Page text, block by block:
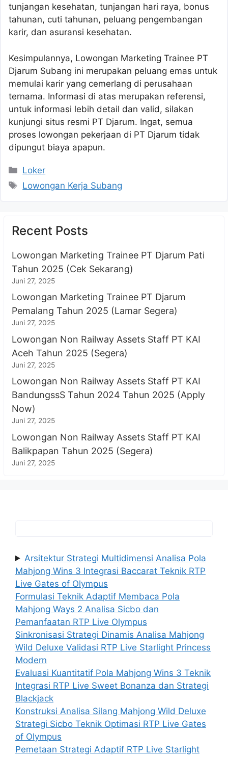
tunjangan kesehatan, tunjangan hari raya, bonus
tahunan, cuti tahunan, peluang pengembangan
karir, dan asuransi kesehatan.
Kesimpulannya, Lowongan Marketing Trainee PT
Djarum Subang ini merupakan peluang emas untuk
memulai karir yang cemerlang di perusahaan
ternama. Informasi di atas merupakan referensi,
untuk informasi lebih detail dan valid, silakan
kunjungi situs resmi PT Djarum. Ingat, semua
proses lowongan pekerjaan di PT Djarum tidak
dipungut biaya apapun.
Kategori
Loker
Tag
Lowongan Kerja Subang
Recent Posts
Lowongan Marketing Trainee PT Djarum Pati
Tahun 2025 (Cek Sekarang)
Juni 27, 2025
Lowongan Marketing Trainee PT Djarum
Pemalang Tahun 2025 (Lamar Segera)
Juni 27, 2025
Lowongan Non Railway Assets Staff PT KAI
Aceh Tahun 2025 (Segera)
Juni 27, 2025
Lowongan Non Railway Assets Staff PT KAI
BandungssS Tahun 2024 Tahun 2025 (Apply
Now)
Juni 27, 2025
Lowongan Non Railway Assets Staff PT KAI
Balikpapan Tahun 2025 (Segera)
Juni 27, 2025
Arsitektur Strategi Multidimensi Analisa Pola
Mahjong Wins 3 Integrasi Baccarat Teknik RTP
Live Gates of Olympus
Formulasi Teknik Adaptif Membaca Pola
Mahjong Ways 2 Analisa Sicbo dan
Pemanfaatan RTP Live Olympus
Sinkronisasi Strategi Dinamis Analisa Mahjong
Wild Deluxe Validasi RTP Live Starlight Princess
Modern
Evaluasi Kuantitatif Pola Mahjong Wins 3 Teknik
Integrasi RTP Live Sweet Bonanza dan Strategi
Blackjack
Konstruksi Analisa Silang Mahjong Wild Deluxe
Strategi Sicbo Teknik Optimasi RTP Live Gates
of Olympus
Pemetaan Strategi Adaptif RTP Live Starlight